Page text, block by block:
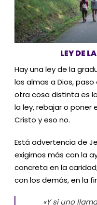
LEY DE
Hay una ley de la
las almas a Dios,
otra cosa distinta es
la ley, rebajar o poner
Cristo y eso no.
Está advertencia de
exigirnos más con la
concreta en la
con los demás, en la
«Y si uno